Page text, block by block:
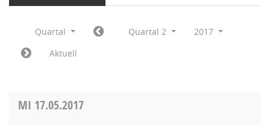
Quartal Quartal 2
2017
Aktuell
MI 17.05.2017